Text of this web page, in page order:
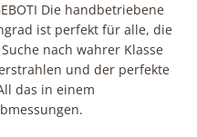
Die handbetriebene
ist perfekt für alle, die
nach wahrer Klasse
und der perfekte
das in einem